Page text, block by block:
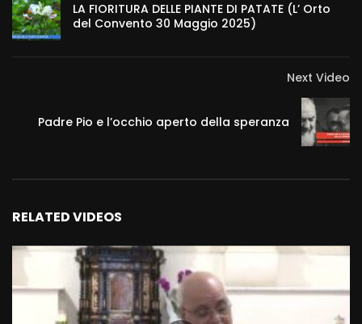
LA FIORITURA DELLE PIANTE DI PATATE (L’ Orto
del Convento 30 Maggio 2025)
Next Video
Padre Pio e l’occhio aperto della speranza
RELATED VIDEOS